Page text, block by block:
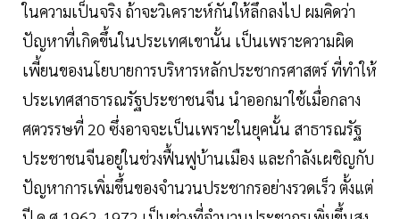
ในความเป็นจริง ถ้าจะวิเคราะห์กันให้ลึกลงไป ผมคิดว่า
ปัญหาที่เกิดขึ้นในประเทศเขานั้น เป็นเพราะความผิด
เพี้ยนของนโยบายการบริหารหลักประชากรศาสตร์ ที่ทำให้
ประเทศสาธารณรัฐประชาชนจีน นำออกมาใช้เมื่อกลาง
ศตวรรษที่ 20 ซึ่งอาจจะเป็นเพราะในยุคนั้น สาธารณรัฐ
ประชาชนจีนอยู่ในช่วงฟื้นฟูบ้านเมือง และกำลังเผชิญกับ
ปัญหาการเพิ่มขึ้นของจำนวนประชากรอย่างรวดเร็ว ตั้งแต่